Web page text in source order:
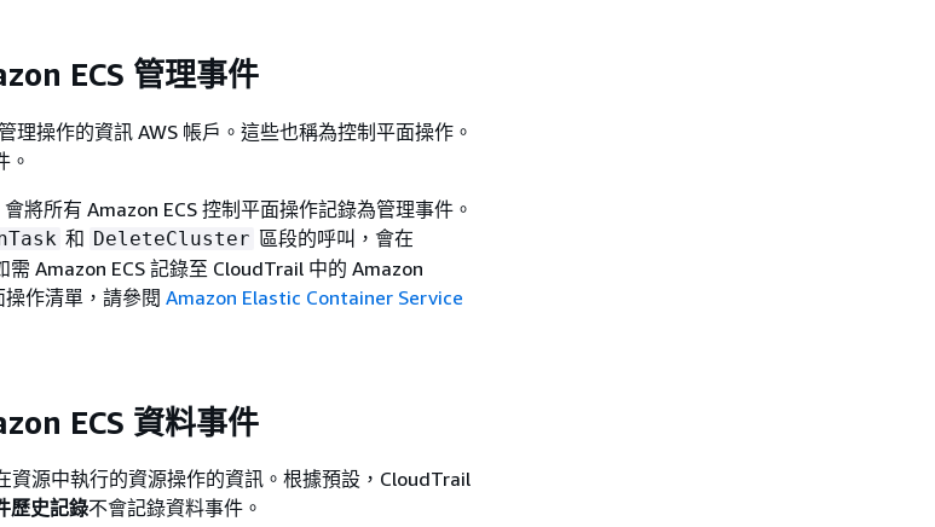
ECS 管理事件
理操作的資訊 AWS 帳戶。這些也稱為控制平面操作。
。
將所有 Amazon ECS 控制平面操作記錄為管理事件。
和 DeleteCluster 區段的呼叫，會在
Amazon ECS 記錄至 CloudTrail 中的 Amazon
作清單，請參閱 Amazon Elastic Container Service
ECS 資料事件
資源中執行的資源操作的資訊。根據預設，CloudTrail
歷史記錄不會記錄資料事件。